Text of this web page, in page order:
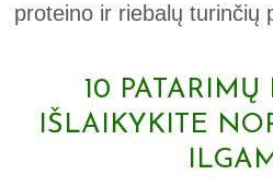
proteino ir riebalų turinčių
10 PATARIMŲ
IŠLAIKYKITE